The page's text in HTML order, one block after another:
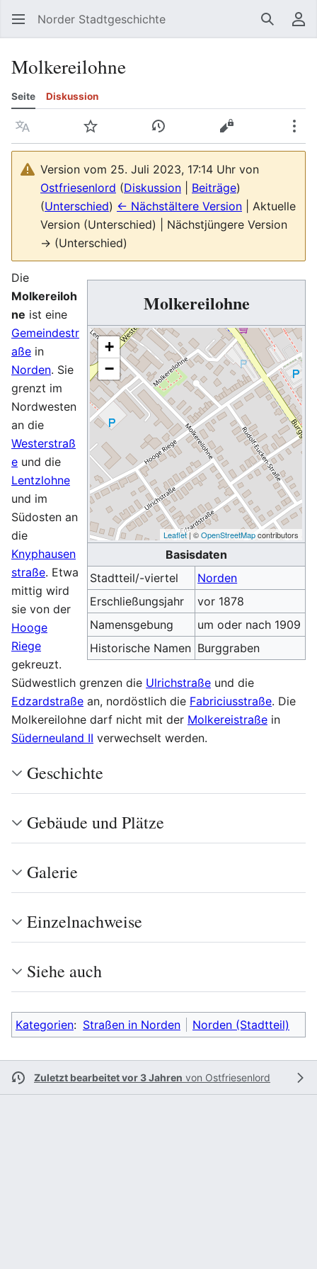
Norder Stadtgeschichte Suchen
Molkereilohne
Seite Diskussion
Sprache Beobachten Versionsgeschichte
Quelltext
Version vom 25. Juli 2023, 17:14 Uhr von
Ostfriesenlord (Diskussion Beiträge)
(Unterschied) ← Nächstältere Version | Aktuelle
Version (Unterschied) | Nächstjüngere Version
→ (Unterschied)
Molkereilohne
+
−
Leaflet| ©OpenStreetMapcontributors
Basisdaten
Stadtteil/-viertel
Norden
Erschließungsjahr
vor 1878
Namensgebung
um oder nach 1909
Historische Namen Burggraben
Die
Molkereiloh
ne ist eine
Gemeindestr
aße in
Norden. Sie
grenzt im
Nordwesten
an die
Westerstraß
e und die
Lentzlohne
und im
Südosten an
die
Knyphausen
straße. Etwa
mittig wird
sie von der
Hooge
Riege
gekreuzt.
Südwestlich grenzen die Ulrichstraße und die
Edzardstraße an, nordöstlich die Fabriciusstraße. Die
Molkereilohne darf nicht mit der Molkereistraße in
Süderneuland II verwechselt werden.
Geschichte
Gebäude und Plätze
Galerie
Einzelnachweise
Siehe auch
Kategorien: Straßen in Norden Norden (Stadtteil)
Zuletzt bearbeitet vor 3 Jahren von Ostfriesenlord